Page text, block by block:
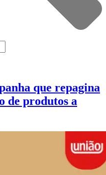
que repagina
de produtos a